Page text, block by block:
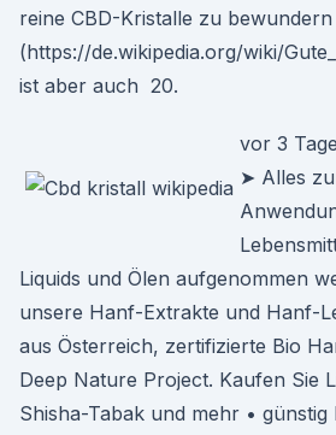
reine CBD-Kristalle zu bewundern
(https://de.wikipedia.org/wiki/
ist aber auch 20.
vor 3
➤ Alles
Liquids und Ölen aufgenommen
unsere Hanf-Extrakte und Hanf-
aus Österreich, zertifizierte Bio
Deep Nature Project. Kaufen Sie
Shisha-Tabak und mehr • günstig